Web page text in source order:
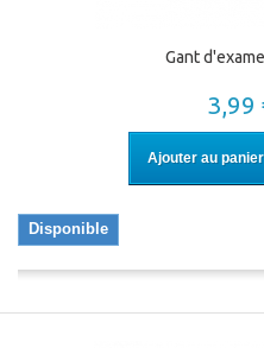
Gant
3,99
Ajouter au panier
Disponible